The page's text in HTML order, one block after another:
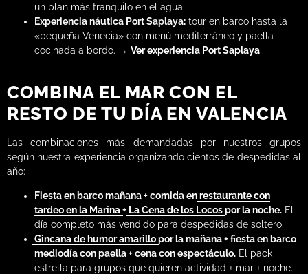
un plan más tranquilo en el agua.
Experiencia náutica Port Saplaya: tour en barco hasta la
«pequeña Venecia» con menú mediterráneo y paella
cocinada a bordo. → Ver experiencia Port Saplaya
COMBINA EL MAR CON EL
RESTO DE TU DÍA EN VALENCIA
Las combinaciones más demandadas por nuestros grupos
según nuestra experiencia organizando cientos de despedidas al
año:
Fiesta en barco mañana + comida enrestaurante con
tardeo en la Marina+ La Cena de los Locospor la noche. El
día completo más vendido para despedidas de soltero.
Gincana de humor amarillopor la mañana + fiesta en barco
mediodía con paella + cena con espectáculo. El pack
estrella para grupos que quieren actividad + mar + noche.